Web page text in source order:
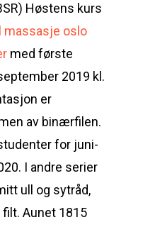
Høstens kurs
massasje oslo
med første
2019 kl.
er
av binærfilen.
for juni-
I andre serier
ull og sytråd,
Aunet 1815